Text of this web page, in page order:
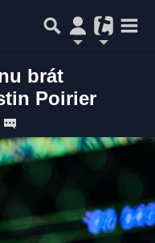
brát
Poirier